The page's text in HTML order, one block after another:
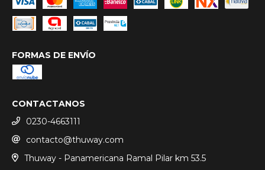
FORMAS DE ENVÍO
CONTACTANOS
0230-4663111
contacto@thuway.com
Thuway - Panamericana Ramal Pilar km 53.5